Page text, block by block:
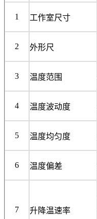
1 工作室尺寸
2 外形尺
3 温度范围
4 温度波动度
5 温度均匀度
6 温度偏差
7 升降温速率